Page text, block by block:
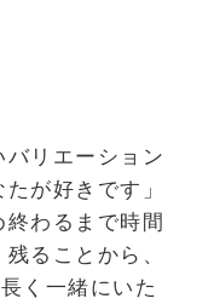
リエーション
が好きです」
わるまで時間
ることから、
く一緒にいた